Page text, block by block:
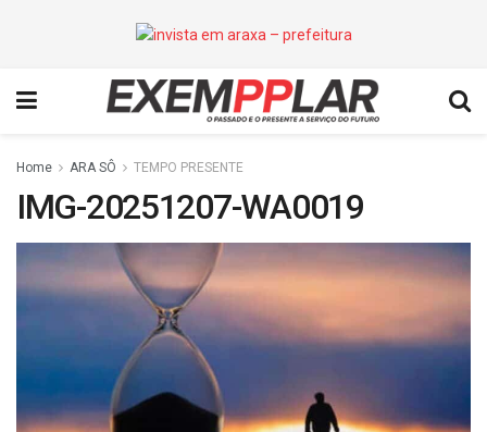
Home ARA SÔ TEMPO PRESENTE
IMG-20251207-WA0019